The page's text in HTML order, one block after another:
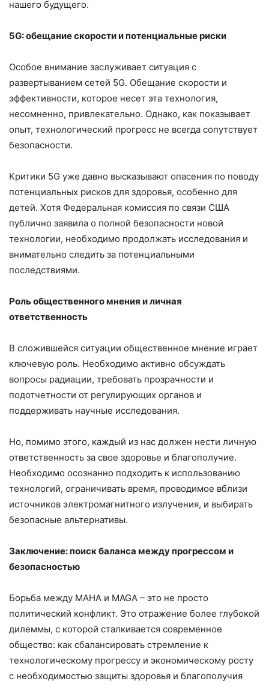
нашего будущего.
5G: обещание скорости и потенциальные риски
Особое внимание заслуживает ситуация с
развертыванием сетей 5G. Обещание скорости и
эффективности, которое несет эта технология,
несомненно, привлекательно. Однако, как показывает
опыт, технологический прогресс не всегда сопутствует
безопасности.
Критики 5G уже давно высказывают опасения по поводу
потенциальных рисков для здоровья, особенно для
детей. Хотя Федеральная комиссия по связи США
публично заявила о полной безопасности новой
технологии, необходимо продолжать исследования и
внимательно следить за потенциальными
последствиями.
Роль общественного мнения и личная
ответственность
В сложившейся ситуации общественное мнение играет
ключевую роль. Необходимо активно обсуждать
вопросы радиации, требовать прозрачности и
подотчетности от регулирующих органов и
поддерживать научные исследования.
Но, помимо этого, каждый из нас должен нести личную
ответственность за свое здоровье и благополучие.
Необходимо осознанно подходить к использованию
технологий, ограничивать время, проводимое вблизи
источников электромагнитного излучения, и выбирать
безопасные альтернативы.
Заключение: поиск баланса между прогрессом и
безопасностью
Борьба между MAHA и MAGA – это не просто
политический конфликт. Это отражение более глубокой
дилеммы, с которой сталкивается современное
общество: как сбалансировать стремление к
технологическому прогрессу и экономическому росту
с необходимостью защиты здоровья и благополучия